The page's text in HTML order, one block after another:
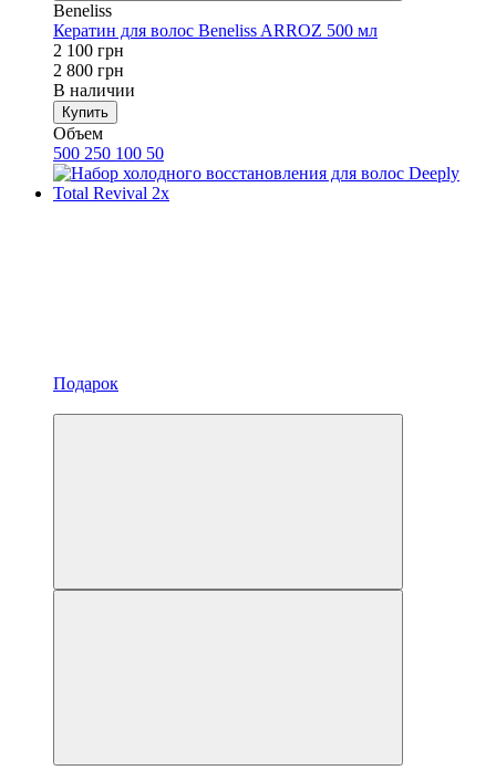
Beneliss
Кератин для волос Beneliss ARROZ 500 мл
2 100 грн
2 800 грн
В наличии
Купить
Объем
500 250 100 50
Подарок